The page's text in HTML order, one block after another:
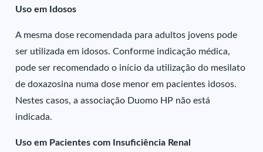
Uso em Idosos
A mesma dose recomendada para adultos jovens pode
ser utilizada em idosos. Conforme indicação médica,
pode ser recomendado o início da utilização do mesilato
de doxazosina numa dose menor em pacientes idosos.
Nestes casos, a associação Duomo HP não está
indicada.
Uso em Pacientes com Insuficiência Renal